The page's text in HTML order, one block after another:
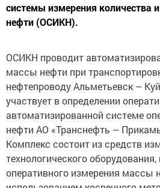
системы измерения количества
нефти (ОСИКН).
ОСИКН проводит
массы нефти при
нефтепроводу Альметьевск –
участвует в определении
автоматизированной системе
нефти АО «Транснефть –
Комплекс состоит из средств
технологического
оперативного измерения массы